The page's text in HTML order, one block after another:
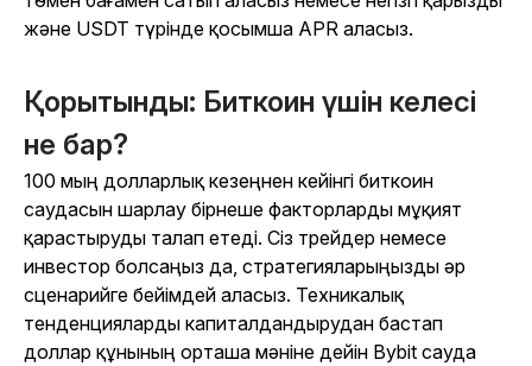
және USDT түрінде қосымша APR аласыз.
Қорытынды: Биткоин үшін келесі
не бар?
100 мың долларлық кезеңнен кейінгі биткоин
саудасын шарлау бірнеше факторларды мұқият
қарастыруды талап етеді. Сіз трейдер немесе
инвестор болсаңыз да, стратегияларыңызды әр
сценарийге бейімдей аласыз. Техникалық
тенденцияларды капиталдандырудан бастап
доллар құнының орташа мәніне дейін Bybit сауда